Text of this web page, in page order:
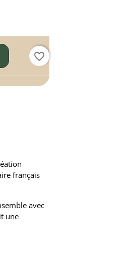
favorite_border
français
avec
une